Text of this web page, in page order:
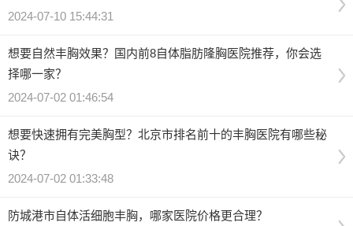
2024-07-10 15:44:31
想要自然丰胸效果？国内前8自体脂肪隆胸医院推荐，你会选
择哪一家？
2024-07-02 01:46:54
想要快速拥有完美胸型？北京市排名前十的丰胸医院有哪些秘
诀？
2024-07-02 01:33:48
防城港市自体活细胞丰胸，哪家医院价格更合理？